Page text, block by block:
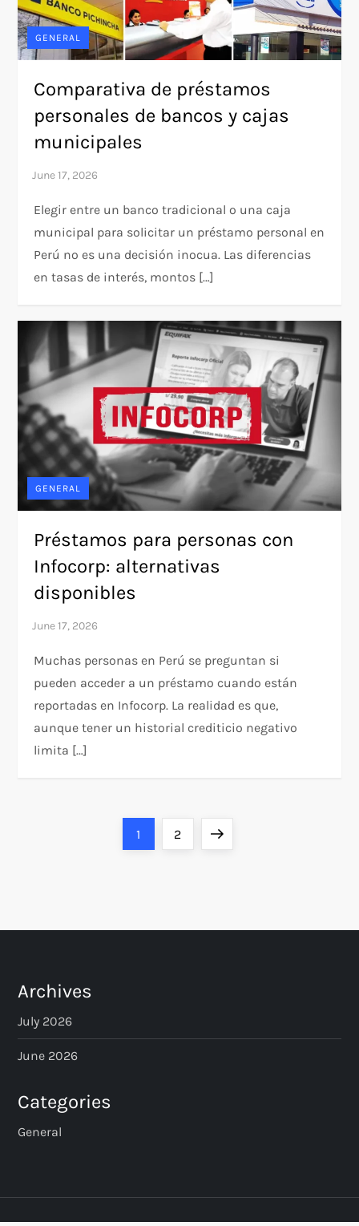
GENERAL
Comparativa de préstamos
personales de bancos y cajas
municipales
Elegir entre un banco tradicional o una caja
municipal para solicitar un préstamo personal en
Perú no es una decisión inocua. Las diferencias
en tasas de interés, montos […]
GENERAL
Préstamos para personas con
Infocorp: alternativas
disponibles
Muchas personas en Perú se preguntan si
pueden acceder a un préstamo cuando están
reportadas en Infocorp. La realidad es que,
aunque tener un historial crediticio negativo
limita […]
s
p
a
g
i
Page
1 Page
2 Next
Archives
July 2026
June 2026
Categories
General